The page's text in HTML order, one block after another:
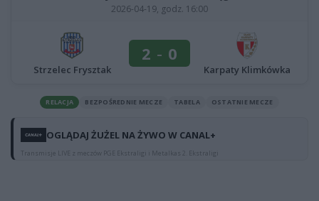
2026-04-19, godz. 16:00
Strzelec Frysztak
2 - 0
Karpaty Klimkówka
RELACJA BEZPOŚREDNIE MECZE TABELA OSTATNIE MECZE
OGLĄDAJ ŻUŻEL NA ŻYWO W CANAL+
Transmisje LIVE z meczów PGE Ekstraligi i Metalkas 2. Ekstraligi